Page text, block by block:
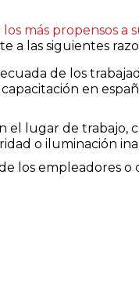
más propensos
a las siguientes
de los
en
el lugar de trabajo,
o iluminación
los empleadores o